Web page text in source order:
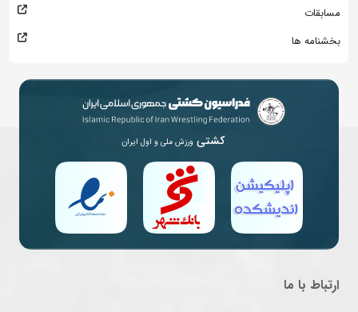
مسابقات
بخشنامه ها
کشتی ورزش ملی و اول ایران
ارتباط با ما